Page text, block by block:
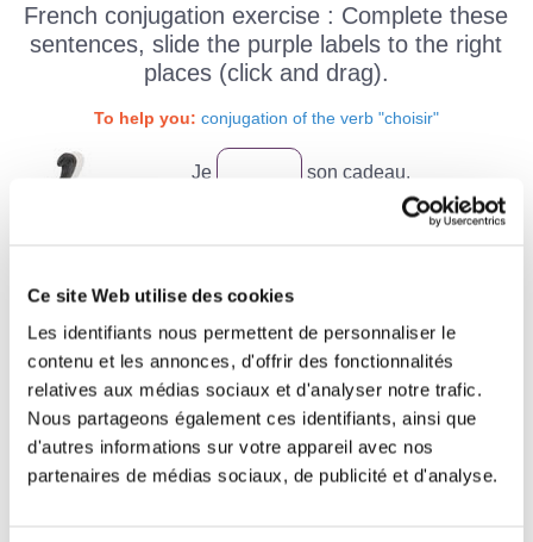
Ce site Web utilise des cookies
Les identifiants nous permettent de personnaliser le
contenu et les annonces, d'offrir des fonctionnalités
relatives aux médias sociaux et d'analyser notre trafic.
Nous partageons également ces identifiants, ainsi que
d'autres informations sur votre appareil avec nos
partenaires de médias sociaux, de publicité et d'analyse.
French conjugation exercise : Complete these
sentences, slide the purple labels to the right
places (click and drag).
To help you: conjugation of the verb "choisir"
Je son cadeau.
de monter un poney.
Aux échecs, vous les
pièces blanches.
Marc et moi les vélos rouges.